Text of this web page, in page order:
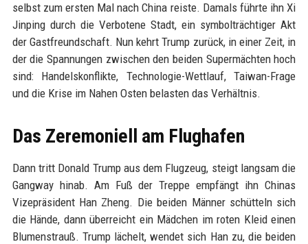
selbst zum ersten Mal nach China reiste. Damals führte ihn Xi
Jinping durch die Verbotene Stadt, ein symbolträchtiger Akt
der Gastfreundschaft. Nun kehrt Trump zurück, in einer Zeit, in
der die Spannungen zwischen den beiden Supermächten hoch
sind: Handelskonflikte, Technologie-Wettlauf, Taiwan-Frage
und die Krise im Nahen Osten belasten das Verhältnis.
Das Zeremoniell am Flughafen
Dann tritt Donald Trump aus dem Flugzeug, steigt langsam die
Gangway hinab. Am Fuß der Treppe empfängt ihn Chinas
Vizepräsident Han Zheng. Die beiden Männer schütteln sich
die Hände, dann überreicht ein Mädchen im roten Kleid einen
Blumenstrauß. Trump lächelt, wendet sich Han zu, die beiden